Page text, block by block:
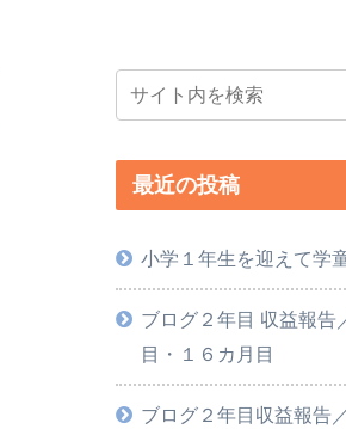
最近の投稿
小学１年生を迎えて学
ブログ２年目 収益報告
目・１６カ月目
ブログ２年目収益報告